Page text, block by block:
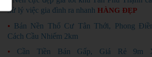
xử lý việc gia đình ra nhanh HÀNG ĐẸP
• Bán Nền Thổ Cư Tân Thới, Phong
Cách Cầu Nhiếm 2km
• Cần Tiền Bán Gấp, Giá Rẻ 9m